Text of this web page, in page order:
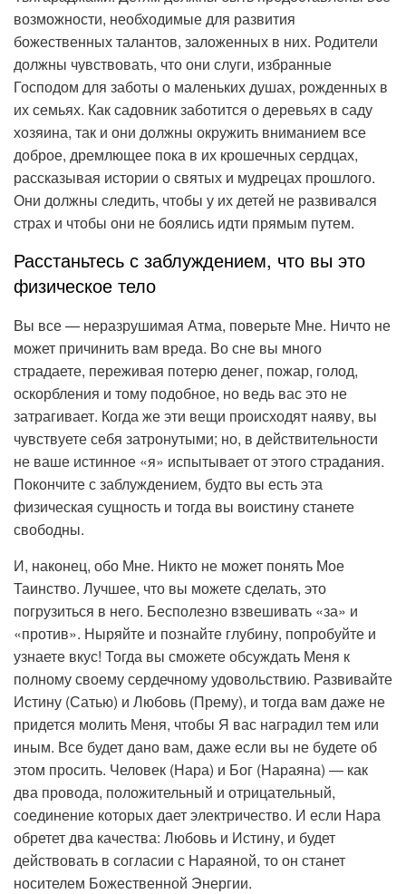
возможности, необходимые для развития
божественных талантов, заложенных в них. Родители
должны чувствовать, что они слуги, избранные
Господом для заботы о маленьких душах, рожденных в
их семьях. Как садовник заботится о деревьях в саду
хозяина, так и они должны окружить вниманием все
доброе, дремлющее пока в их крошечных сердцах,
рассказывая истории о святых и мудрецах прошлого.
Они должны следить, чтобы у их детей не развивался
страх и чтобы они не боялись идти прямым путем.
Расстаньтесь с заблуждением, что вы это
физическое тело
Вы все — неразрушимая Атма, поверьте Мне. Ничто не
может причинить вам вреда. Во сне вы много
страдаете, переживая потерю денег, пожар, голод,
оскорбления и тому подобное, но ведь вас это не
затрагивает. Когда же эти вещи происходят наяву, вы
чувствуете себя затронутыми; но, в действительности
не ваше истинное «я» испытывает от этого страдания.
Покончите с заблуждением, будто вы есть эта
физическая сущность и тогда вы воистину станете
свободны.
И, наконец, обо Мне. Никто не может понять Мое
Таинство. Лучшее, что вы можете сделать, это
погрузиться в него. Бесполезно взвешивать «за» и
«против». Ныряйте и познайте глубину, попробуйте и
узнаете вкус! Тогда вы сможете обсуждать Меня к
полному своему сердечному удовольствию. Развивайте
Истину (Сатью) и Любовь (Прему), и тогда вам даже не
придется молить Меня, чтобы Я вас наградил тем или
иным. Все будет дано вам, даже если вы не будете об
этом просить. Человек (Нара) и Бог (Нараяна) — как
два провода, положительный и отрицательный,
соединение которых дает электричество. И если Нара
обретет два качества: Любовь и Истину, и будет
действовать в согласии с Нараяной, то он станет
носителем Божественной Энергии.